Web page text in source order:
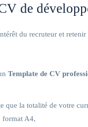
de
du recruteur et
Template de CV
que la totalité de votre
format A4,